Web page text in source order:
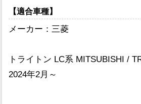
【適合車種】
メーカー：三菱
トライトン LC系 MITSUBISHI /
2024年2月～